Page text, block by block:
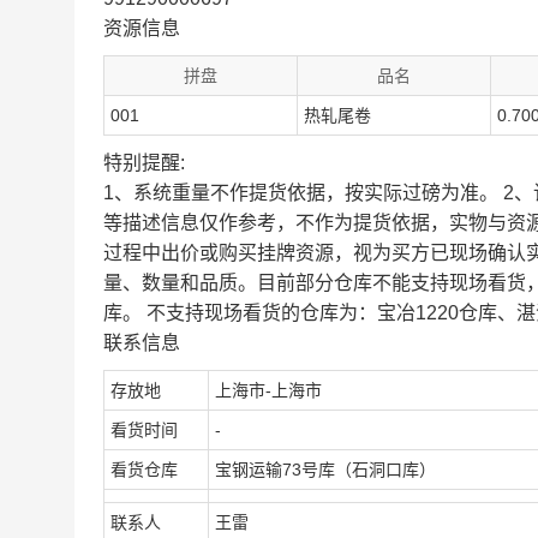
资源信息
拼盘 品名
001 热轧尾卷
特别提醒:
1、系统重量不作提货依据，按实际过磅为准。 2
等描述信息仅作参考，不作为提货依据，实物与
过程中出价或购买挂牌资源，视为买方已现场确
量、数量和品质。目前部分仓库不能支持现场看
库。 不支持现场看货的仓库为：宝冶1220仓库、
联系信息
存放地 上海市-上海市
看货时间 -
看货仓库 宝钢运输73号库（石洞口库）
联系人 王雷